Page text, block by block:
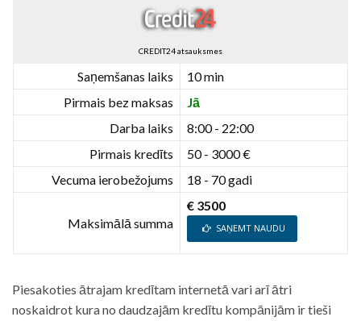
CREDIT24 atsauksmes
Saņemšanas laiks
10 min
Pirmais bez maksas
Jā
Darba laiks
8:00 - 22:00
Pirmais kredīts
50 - 3000 €
Vecuma ierobežojums
18 - 70 gadi
Maksimālā summa
€ 3500
SAŅEMT NAUDU
Piesakoties ātrajam kredītam internetā vari arī ātri
noskaidrot kura no daudzajām kredītu kompānijām ir tieši